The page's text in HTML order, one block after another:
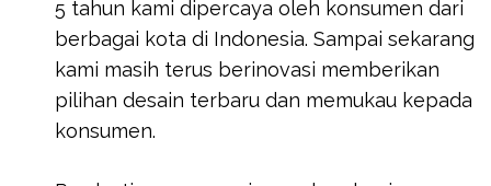
5 tahun kami dipercaya oleh konsumen dari
berbagai kota di Indonesia. Sampai sekarang
kami masih terus berinovasi memberikan
pilihan desain terbaru dan memukau kepada
konsumen.